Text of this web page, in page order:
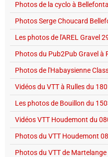
Photos de la cyclo à
Photos Serge Choucard
Les photos de l'AREL Gravel
Photos du Pub2Pub Gravel à
Photos de l'Habaysienne
Vidéos du VTT à Rulles du
Les photos de Bouillon du
Vidéos VTT Houdemont du
Photos du VTT Houdemont
Photos du VTT de